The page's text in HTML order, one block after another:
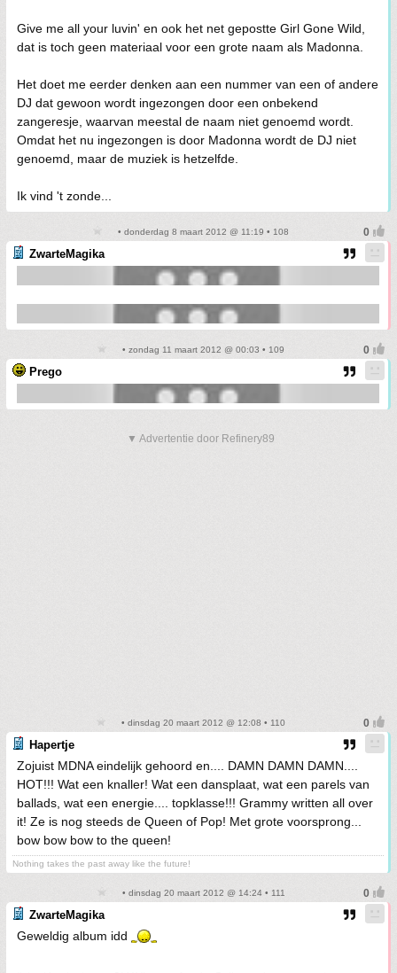
Give me all your luvin' en ook het net gepostte Girl Gone Wild,
dat is toch geen materiaal voor een grote naam als Madonna.
Het doet me eerder denken aan een nummer van een of andere
DJ dat gewoon wordt ingezongen door een onbekend
zangeresje, waarvan meestal de naam niet genoemd wordt.
Omdat het nu ingezongen is door Madonna wordt de DJ niet
genoemd, maar de muziek is hetzelfde.
Ik vind 't zonde...
• donderdag 8 maart 2012 @ 11:19 • 108
ZwarteMagika
• zondag 11 maart 2012 @ 00:03 • 109
Prego
▼ Advertentie door Refinery89
• dinsdag 20 maart 2012 @ 12:08 • 110
Hapertje
Zojuist MDNA eindelijk gehoord en.... DAMN DAMN DAMN....
HOT!!! Wat een knaller! Wat een dansplaat, wat een parels van
ballads, wat een energie.... topklasse!!! Grammy written all over
it! Ze is nog steeds de Queen of Pop! Met grote voorsprong...
bow bow bow to the queen!
Nothing takes the past away like the future!
• dinsdag 20 maart 2012 @ 14:24 • 111
ZwarteMagika
Geweldig album idd